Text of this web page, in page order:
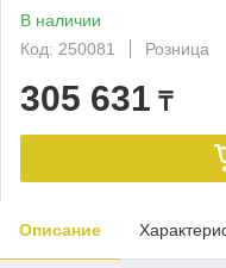
В наличии
Код: 250081
Розница
305 631 ₸
Описание